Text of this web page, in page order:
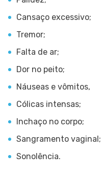
Cansaço excessivo;
Tremor;
Falta de ar;
Dor no peito;
Náuseas e vômitos,
Cólicas intensas;
Inchaço no corpo;
Sangramento vaginal;
Sonolência.